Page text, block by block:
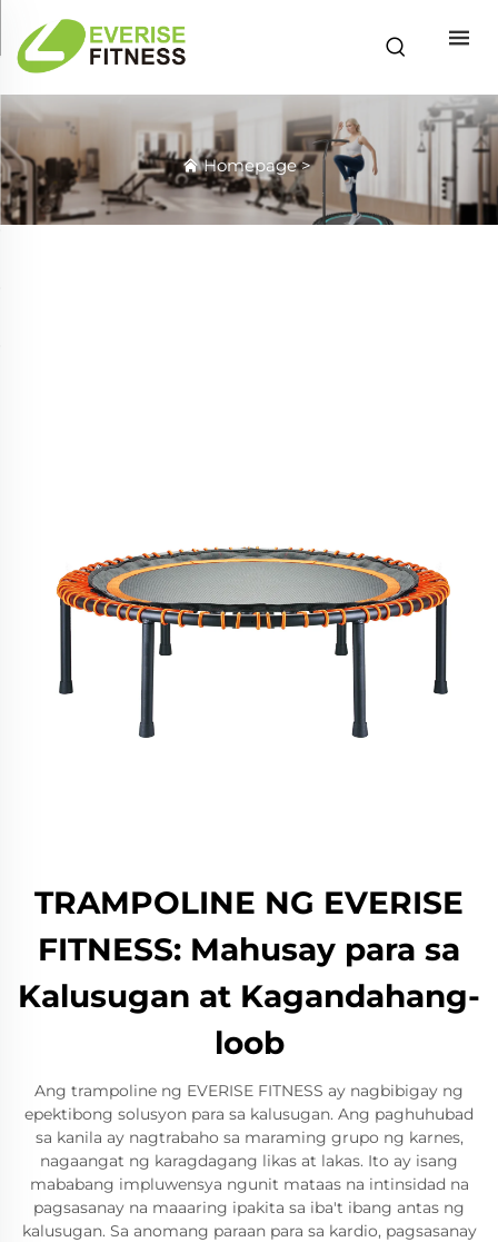
Homepage>
TRAMPOLINE NG EVERISE
FITNESS: Mahusay para sa
Kalusugan at Kagandahang-
loob
Ang trampoline ng EVERISE FITNESS ay nagbibigay ng
epektibong solusyon para sa kalusugan. Ang paghuhubad
sa kanila ay nagtrabaho sa maraming grupo ng karnes,
nagaangat ng karagdagang likas at lakas. Ito ay isang
mababang impluwensya ngunit mataas na intinsidad na
pagsasanay na maaaring ipakita sa iba't ibang antas ng
kalusugan. Sa anomang paraan para sa kardio, pagsasanay